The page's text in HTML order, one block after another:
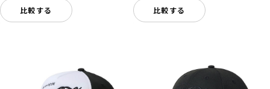
比較する 比較する